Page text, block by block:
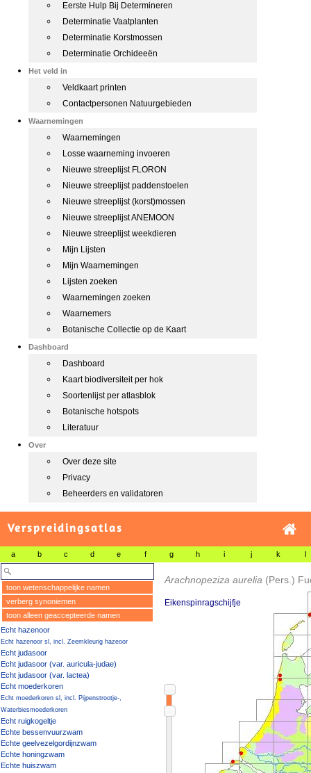
Eerste Hulp Bij Determineren
Determinatie Vaatplanten
Determinatie Korstmossen
Determinatie Orchideeën
Het veld in
Veldkaart printen
Contactpersonen Natuurgebieden
Waarnemingen
Waarnemingen
Losse waarneming invoeren
Nieuwe streeplijst FLORON
Nieuwe streeplijst paddenstoelen
Nieuwe streeplijst (korst)mossen
Nieuwe streeplijst ANEMOON
Nieuwe streeplijst weekdieren
Mijn Lijsten
Mijn Waarnemingen
Lijsten zoeken
Waarnemingen zoeken
Waarnemers
Botanische Collectie op de Kaart
Dashboard
Dashboard
Kaart biodiversiteit per hok
Soortenlijst per atlasblok
Botanische hotspots
Literatuur
Over
Over deze site
Privacy
Beheerders en validatoren
Verspreidingsatlas
a b c d e f g h i j k l
toon wetenschappelijke namen
verberg synoniemen
toon alleen geaccepteerde namen
Echt hazenoor
Echt hazenoor sl, incl. Zeemkleurig hazeoor
Echt judasoor
Echt judasoor (var. auricula-judae)
Echt judasoor (var. lactea)
Echt moederkoren
Echt moederkoren sl, incl. Pijpenstrootje-,
Waterbiesmoederkoren
Echt ruigkogeltje
Echte bessenvuurzwam
Echte geelvezelgordijnzwam
Echte honingzwam
Echte huiszwam
Arachnopeziza aurelia (Pers.)
Eikenspinragschijfje